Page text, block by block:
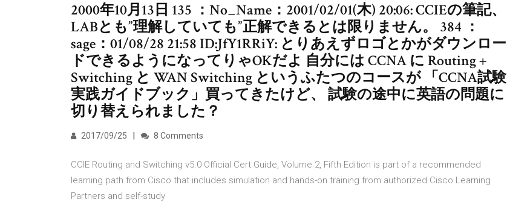
2000年10月13日 135 ：No_Name：2001/02/01(木) 20:06: CCIEの筆記、
LABとも”理解していても”正解できるとは限りません。 384 ：
sage：01/08/28 21:58 ID:JfY1RRiY: とりあえずロゴとかがダウンロー
ドできるようになってりゃOKだよ 自分には CCNA に Routing +
Switching と WAN Switching というふたつのコースが 「CCNA試験
実践ガイドブック」買ってきたけど、 試験の途中に英語の問題に
切り替えられました？
2017/09/25 8 Comments
CCIE Routing and Switching v5.0 Official Cert Guide, Volume 2, Fifth Edition is part of a recommended
learning path from Cisco that includes simulation and hands-on training from authorized Cisco Learning
Partners and self-study